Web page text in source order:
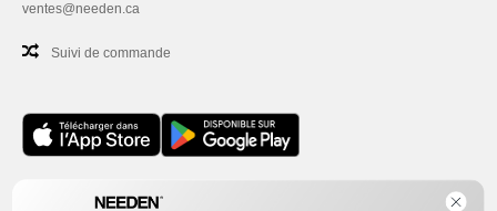
ventes@needen.ca
Suivi de commande
Bureau